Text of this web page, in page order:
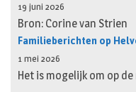
19 juni 2026
Bron: Corine van Strien
Familieberichten op
1 mei 2026
Het is mogelijk om op